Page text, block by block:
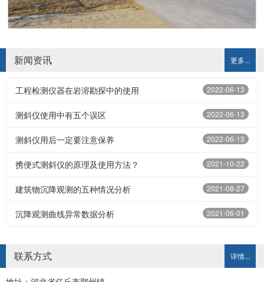
更多...
新闻资讯
2022-06-13
工程检测仪器在岩溶勘探中的使用
2022-06-13
测斜仪使用中有五个误区
2022-06-13
测斜仪用后一定要注意保养
2021-10-22
携便式测斜仪的原理及使用方法？
2021-08-27
建筑物沉降观测的五种情况分析
2021-06-01
沉降观测曲线异常数据分析
详情...
联系方式